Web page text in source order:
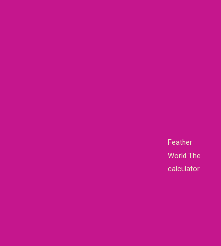
Feather
World The
calculator